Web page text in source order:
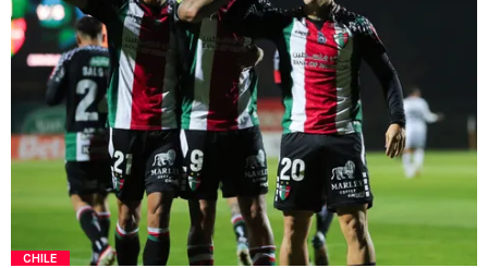
CHILE